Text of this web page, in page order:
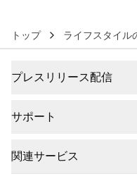
トップ ライフスタイル
プレスリリース配信
サポート
関連サービス